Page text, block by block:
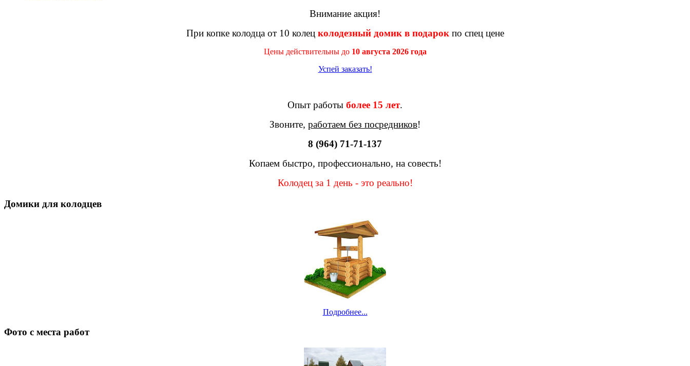
Внимание акция!
При копке колодца от 10 колец колодезный домик в подарокпо спец цене
Цены действительны до 10 августа 2026 года
Успей заказать!
Опыт работы более 15 лет.
Звоните, работаем без посредников!
8 (964) 71-71-137
Копаем быстро, профессионально, на совесть!
Колодец за 1 день - это реально!
Домики для колодцев
Подробнее...
Фото с места работ